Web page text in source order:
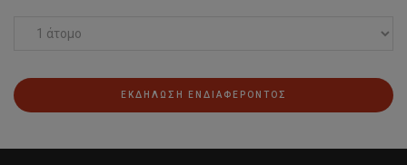
ΕΚΔΗΛΩΣΗ ΕΝΔΙΑΦΕΡΟΝΤΟΣ